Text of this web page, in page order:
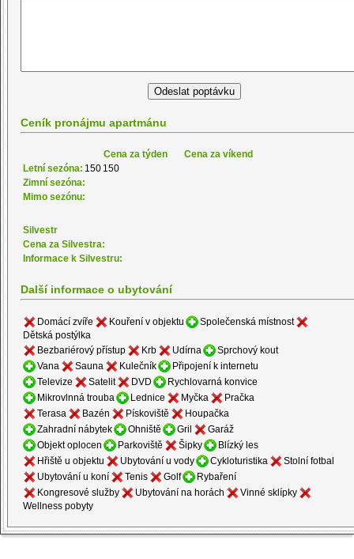
Ceník pronájmu apartmánu
Cena za týden
Cena za víkend
Letní sezóna: 150 150
Zimní sezóna:
Mimo sezónu:
Silvestr
Cena za Silvestra:
Informace k Silvestru:
Další informace o ubytování
Domácí zvíře Kouření v objektu
Společenská místnost
Dětská postýlka
Bezbariérový přístup
Krb Udírna
Sprchový kout
Vana
Sauna Kulečník
Připojení k internetu
Televize
Satelit DVD
Rychlovarná konvice
Mikrovlnná trouba
Lednice Myčka
Pračka
Terasa
Bazén Pískoviště
Houpačka
Zahradní nábytek
Ohniště Gril
Garáž
Objekt oplocen
Parkoviště Šipky
Blízký les
Hřiště u objektu
Ubytování u vody Cykloturistika
Stolní fotbal
Ubytování u koní
Tenis Golf
Rybaření
Kongresové služby
Ubytování na horách
Vinné sklípky
Wellness pobyty